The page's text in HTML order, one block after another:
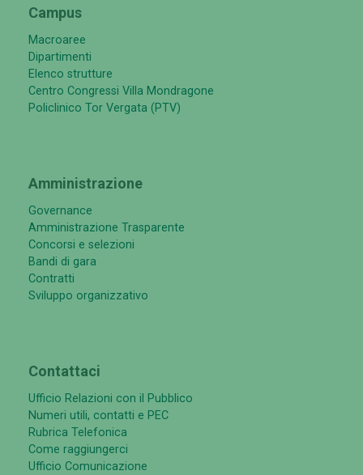
Campus
Macroaree
Dipartimenti
Elenco strutture
Centro Congressi Villa Mondragone
Policlinico Tor Vergata (PTV)
Amministrazione
Governance
Amministrazione Trasparente
Concorsi e selezioni
Bandi di gara
Contratti
Sviluppo organizzativo
Contattaci
Ufficio Relazioni con il Pubblico
Numeri utili, contatti e PEC
Rubrica Telefonica
Come raggiungerci
Ufficio Comunicazione